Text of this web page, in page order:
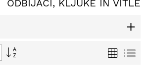
ODBIJAČI, KLJUKE IN VITLE
Nastavi
Mreža